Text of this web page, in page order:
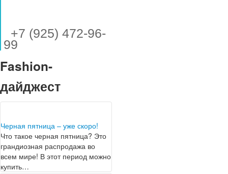
+7 (925) 472-96-
99
Fashion-
дайджест
Черная пятница – уже скоро!
Что такое черная пятница? Это
грандиозная распродажа во
всем мире! В этот период можно
купить…